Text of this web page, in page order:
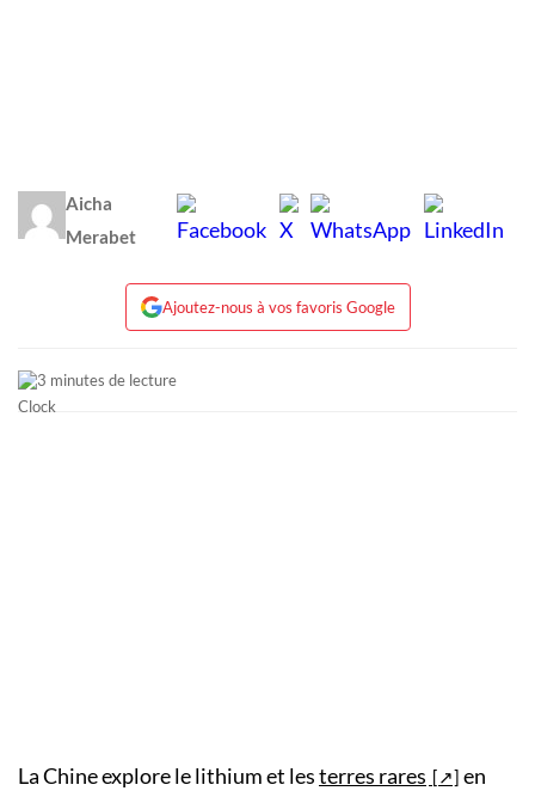
Aicha
Merabet
Ajoutez-nous à vos favoris Google
3 minutes de lecture
La Chine explore le lithium et lesterres rares
en